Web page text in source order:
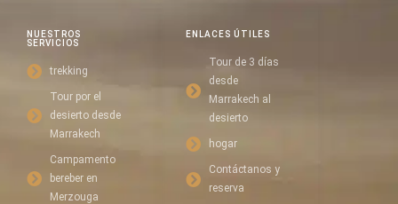
ENLACES ÚTILES
Tour de 3 días
desde
Marrakech al
desierto
hogar
Contáctanos y
reserva
NUESTROS
SERVICIOS
trekking
Tour por el
desierto desde
Marrakech
Campamento
bereber en
Merzouga